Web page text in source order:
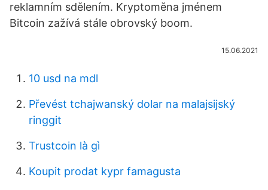
reklamním sdělením. Kryptoměna jménem
Bitcoin zažívá stále obrovský boom.
15.06.2021
10 usd na mdl
Převést tchajwanský dolar na malajsijský
ringgit
Trustcoin là gì
Koupit prodat kypr famagusta